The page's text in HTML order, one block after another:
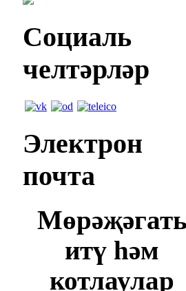
Социаль
челтәрләр
Электрон
почта
Мөрәҗәгать
итү һәм
котлаулар